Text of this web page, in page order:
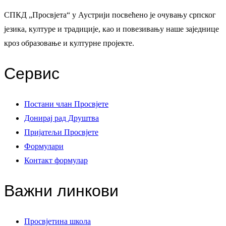
СПКД „Просвјета“ у Аустрији посвећено је очувању српског
језика, културе и традиције, као и повезивању наше заједнице
кроз образовање и културне пројекте.
Сервис
Постани члан Просвјете
Донирај рад Друштва
Пријатељи Просвјете
Формулари
Контакт формулар
Важни линкови
Просвјетина школа